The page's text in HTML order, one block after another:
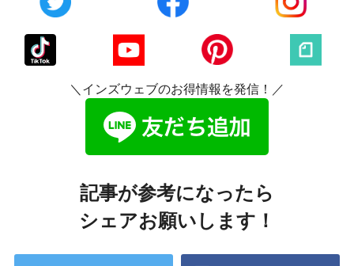
＼インズウェブのお得情報を発信！／
記事が参考になったら
シェアお願いします！